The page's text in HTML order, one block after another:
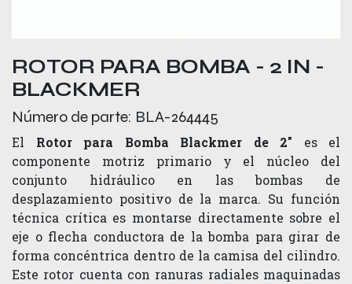
ROTOR PARA BOMBA - 2 IN -
BLACKMER
Número de parte: BLA-264445
El Rotor para Bomba Blackmer de 2" es el
componente motriz primario y el núcleo del
conjunto hidráulico en las bombas de
desplazamiento positivo de la marca. Su función
técnica crítica es montarse directamente sobre el
eje o flecha conductora de la bomba para girar de
forma concéntrica dentro de la camisa del cilindro.
Este rotor cuenta con ranuras radiales maquinadas